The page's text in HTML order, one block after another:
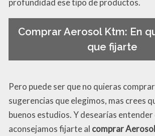
Comprar Aerosol Ktm: En
que fijarte
Pero puede ser que no quieras
sugerencias que elegimos, mas crees
buenos estudios. Y desearías entender
aconsejamos fijarte al comprar